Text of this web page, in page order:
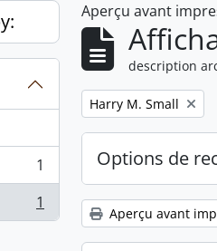
1
1
Aperçu avant
description
Remove filter:
Harry M. Small
Options de
Aperçu avant